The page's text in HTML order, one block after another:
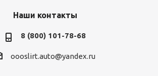
Наши контакты
8 (800) 101-78-68
oooslirt.auto@yandex.ru